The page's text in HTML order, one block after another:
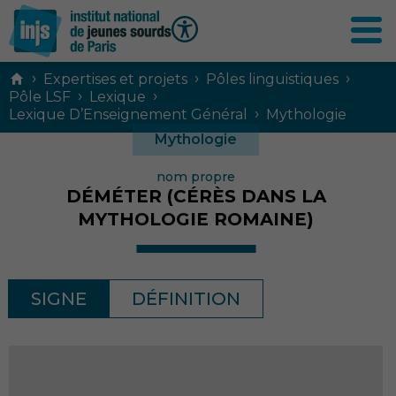
Contenu
principal
› Expertises et projets › Pôles linguistiques ›
Pôle LSF › Lexique ›
Lexique D’Enseignement Général › Mythologie
Mythologie
nom propre
DÉMÉTER (CÉRÈS DANS LA
MYTHOLOGIE ROMAINE)
SIGNE DÉFINITION